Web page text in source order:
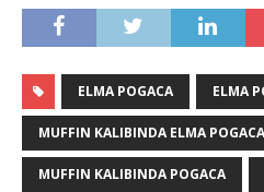
ELMA POGACA ELMA
MUFFIN KALIBINDA ELMA POGACA
MUFFIN KALIBINDA POGACA